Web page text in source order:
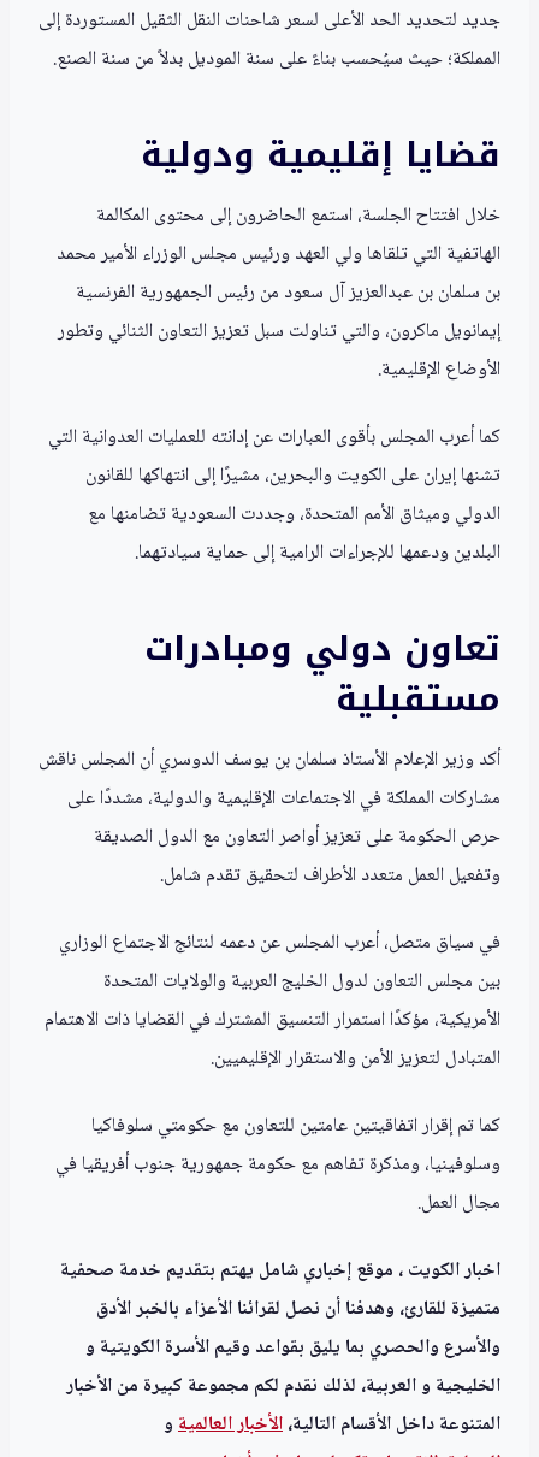
جديد لتحديد الحد الأعلى لسعر شاحنات النقل الثقيل المستوردة إلى
المملكة؛ حيث سيُحسب بناءً على سنة الموديل بدلاً من سنة الصنع.
قضايا إقليمية ودولية
خلال افتتاح الجلسة، استمع الحاضرون إلى محتوى المكالمة
الهاتفية التي تلقاها ولي العهد ورئيس مجلس الوزراء الأمير محمد
بن سلمان بن عبدالعزيز آل سعود من رئيس الجمهورية الفرنسية
إيمانويل ماكرون، والتي تناولت سبل تعزيز التعاون الثنائي وتطور
الأوضاع الإقليمية.
كما أعرب المجلس بأقوى العبارات عن إدانته للعمليات العدوانية التي
تشنها إيران على الكويت والبحرين، مشيرًا إلى انتهاكها للقانون
الدولي وميثاق الأمم المتحدة، وجددت السعودية تضامنها مع
البلدين ودعمها للإجراءات الرامية إلى حماية سيادتهما.
تعاون دولي ومبادرات
مستقبلية
أكد وزير الإعلام الأستاذ سلمان بن يوسف الدوسري أن المجلس ناقش
مشاركات المملكة في الاجتماعات الإقليمية والدولية، مشددًا على
حرص الحكومة على تعزيز أواصر التعاون مع الدول الصديقة
وتفعيل العمل متعدد الأطراف لتحقيق تقدم شامل.
في سياق متصل، أعرب المجلس عن دعمه لنتائج الاجتماع الوزاري
بين مجلس التعاون لدول الخليج العربية والولايات المتحدة
الأمريكية، مؤكدًا استمرار التنسيق المشترك في القضايا ذات الاهتمام
المتبادل لتعزيز الأمن والاستقرار الإقليميين.
كما تم إقرار اتفاقيتين عامتين للتعاون مع حكومتي سلوفاكيا
وسلوفينيا، ومذكرة تفاهم مع حكومة جمهورية جنوب أفريقيا في
مجال العمل.
اخبار الكويت ، موقع إخباري شامل يهتم بتقديم خدمة صحفية
متميزة للقارئ، وهدفنا أن نصل لقرائنا الأعزاء بالخبر الأدق
والأسرع والحصري بما يليق بقواعد وقيم الأسرة الكويتية و
الخليجية و العربية، لذلك نقدم لكم مجموعة كبيرة من الأخبار
المتنوعة داخل الأقسام التالية،الأخبار العالميةو